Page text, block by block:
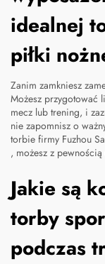
idealnej
piłki
Zanim zamkniesz
Możesz przygotować
mecz lub trening, i
nie zapomnisz o
torbie firmy Fuzhou
, możesz z
Jakie są
torby
podczas